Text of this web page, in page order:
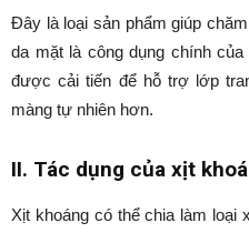
Đây là loại sản phẩm giúp
da mặt là công dụng chính
được cải tiến để hỗ trợ lớp
màng tự nhiên hơn.
II. Tác dụng của xịt
Xịt khoáng có thể chia làm loại